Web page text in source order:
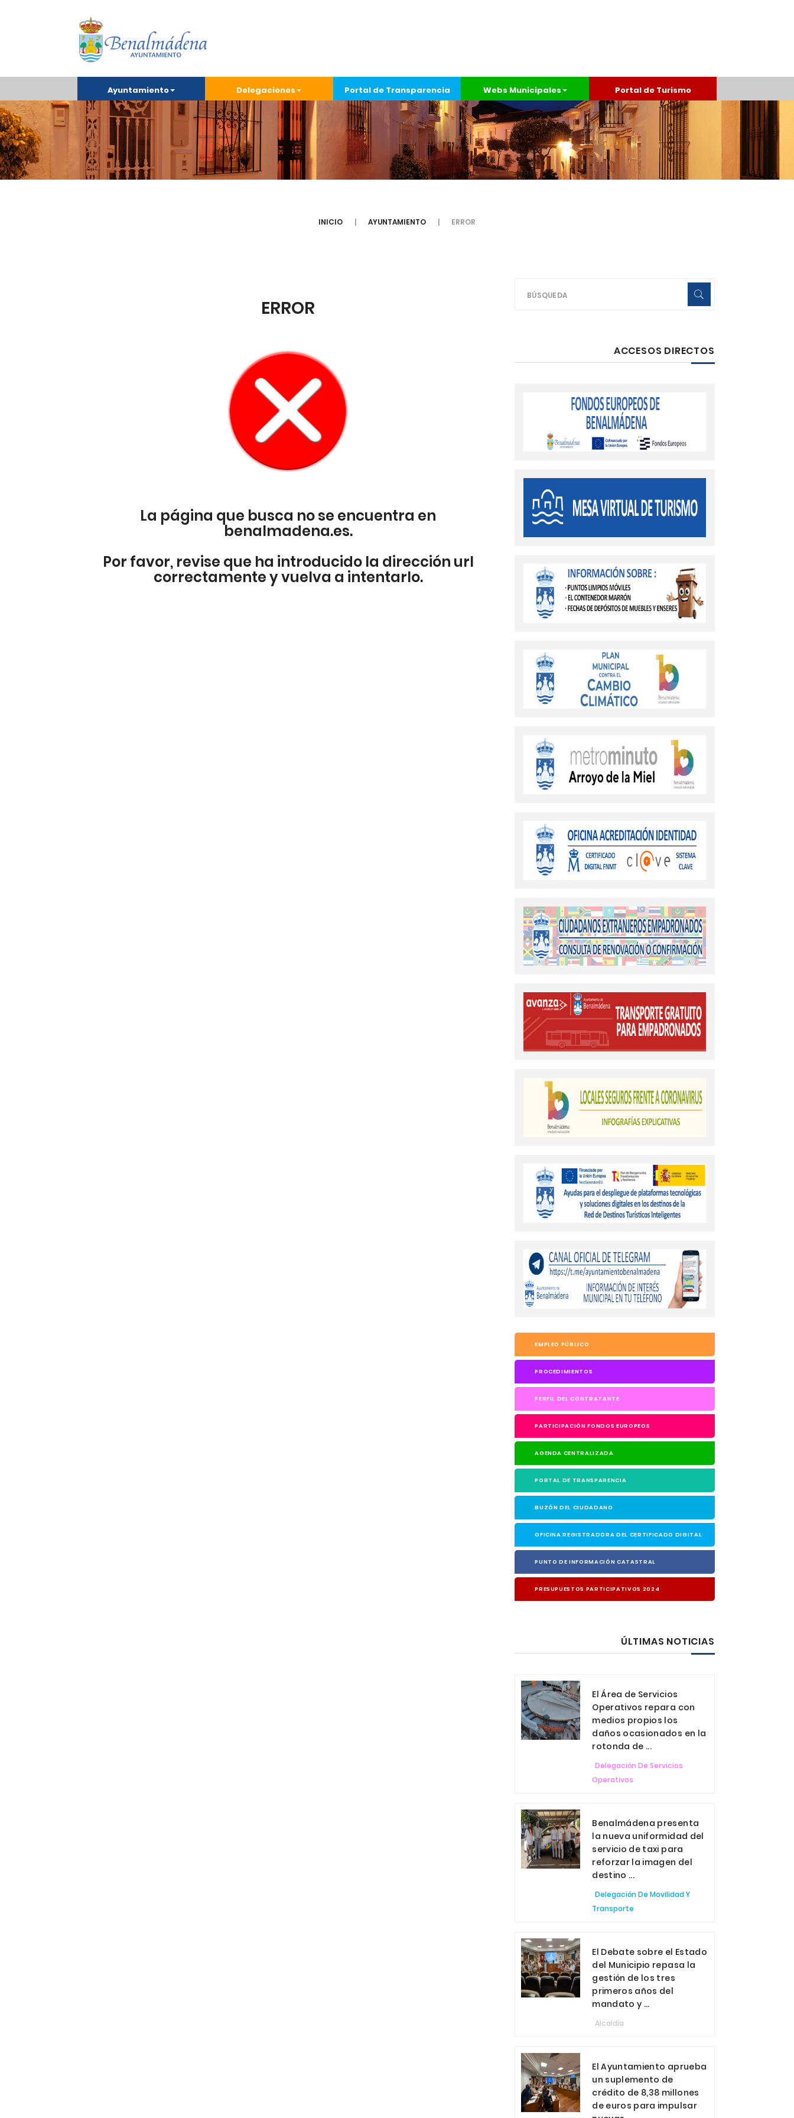
Ayuntamiento Delegaciones Portal de Transparencia Webs Municipales Portal de Turismo
INICIO AYUNTAMIENTO ERROR
ERROR
La página que busca no se encuentra en
benalmadena.es.
Por favor, revise que ha introducido la dirección url
correctamente y vuelva a intentarlo.
ACCESOS DIRECTOS
EMPLEO PÚBLICO
PROCEDIMIENTOS
PERFIL DEL CONTRATANTE
PARTICIPACIÓN FONDOS EUROPEOS
AGENDA CENTRALIZADA
PORTAL DE TRANSPARENCIA
BUZÓN DEL CIUDADANO
OFICINA REGISTRADORA DEL CERTIFICADO DIGITAL
PUNTO DE INFORMACIÓN CATASTRAL
PRESUPUESTOS PARTICIPATIVOS 2024
ÚLTIMAS NOTICIAS
El Área de Servicios
Operativos repara con
medios propios los
daños ocasionados en la
rotonda de ...
Delegación De Servicios
Operativos
Benalmádena presenta
la nueva uniformidad del
servicio de taxi para
reforzar la imagen del
destino ...
Delegación De Movilidad Y
Transporte
El Debate sobre el Estado
del Municipio repasa la
gestión de los tres
primeros años del
mandato y ...
Alcaldía
El Ayuntamiento aprueba
un suplemento de
crédito de 8,38 millones
de euros para impulsar